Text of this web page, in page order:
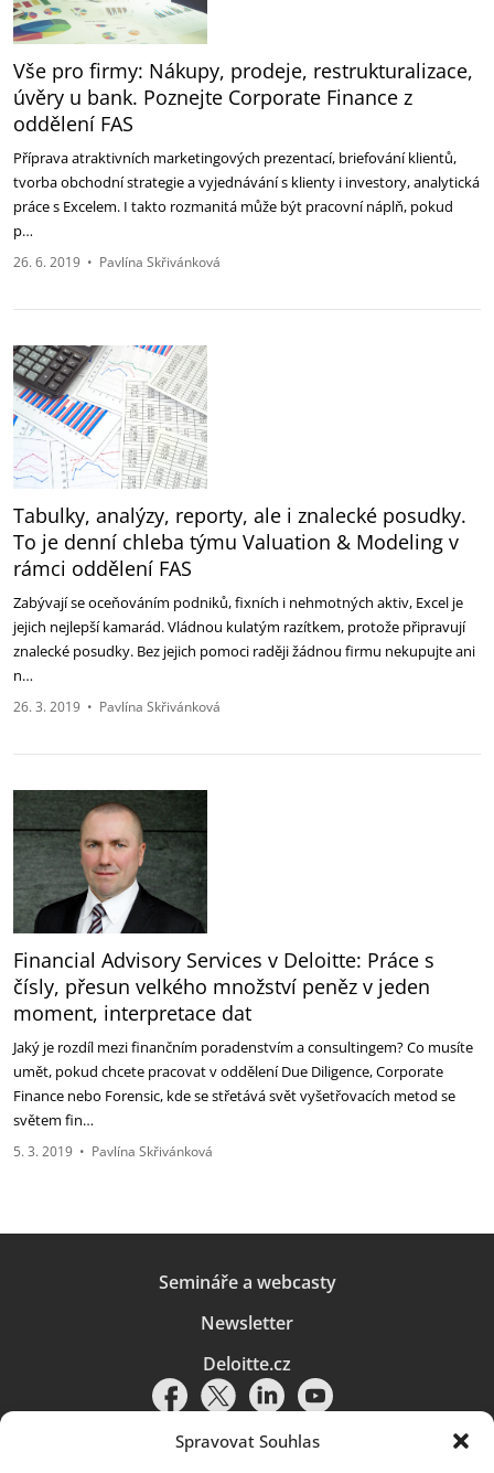
Spravovat Souhlas
Vše pro firmy: Nákupy, prodeje, restrukturalizace,
úvěry u bank. Poznejte Corporate Finance z
oddělení FAS
Příprava atraktivních marketingových prezentací, briefování klientů,
tvorba obchodní strategie a vyjednávání s klienty i investory, analytická
práce s Excelem. I takto rozmanitá může být pracovní náplň, pokud
p…
26. 6. 2019 • Pavlína Skřivánková
Tabulky, analýzy, reporty, ale i znalecké posudky.
To je denní chleba týmu Valuation & Modeling v
rámci oddělení FAS
Zabývají se oceňováním podniků, fixních i nehmotných aktiv, Excel je
jejich nejlepší kamarád. Vládnou kulatým razítkem, protože připravují
znalecké posudky. Bez jejich pomoci raději žádnou firmu nekupujte ani
n…
26. 3. 2019 • Pavlína Skřivánková
Financial Advisory Services v Deloitte: Práce s
čísly, přesun velkého množství peněz v jeden
moment, interpretace dat
Jaký je rozdíl mezi finančním poradenstvím a consultingem? Co musíte
umět, pokud chcete pracovat v oddělení Due Diligence, Corporate
Finance nebo Forensic, kde se střetává svět vyšetřovacích metod se
světem fin…
5. 3. 2019 • Pavlína Skřivánková
Semináře a webcasty
Newsletter
Deloitte.cz